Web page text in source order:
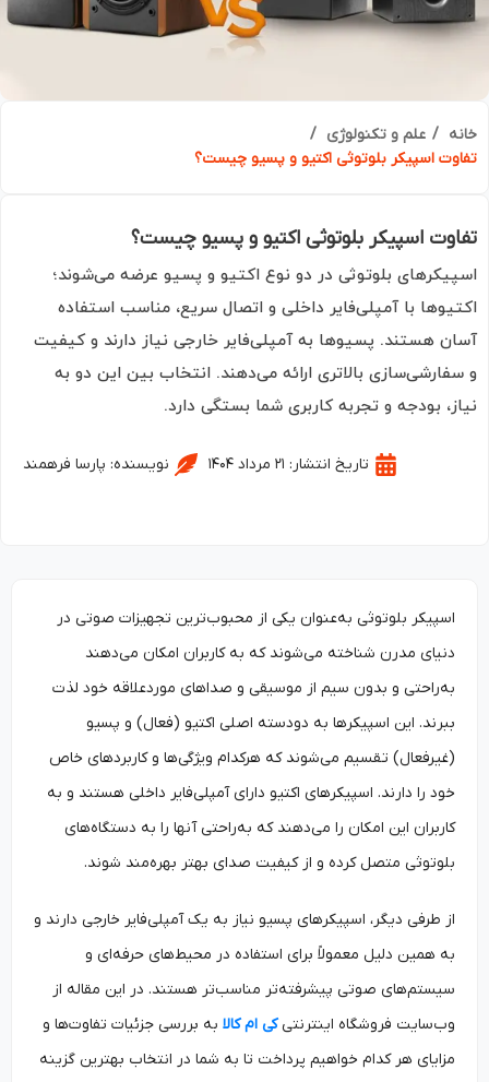
علم و تکنولوژی
اسپیکر بلوتوثی اکتیو و پسیو چیست؟
اسپیکر بلوتوثی اکتیو و پسیو چیست؟
بلوتوثی در دو نوع اکتیو و پسیو عرضه می‌شوند؛
با آمپلی‌فایر داخلی و اتصال سریع، مناسب استفاده
هستند. پسیوها به آمپلی‌فایر خارجی نیاز دارند و کیفیت
بالاتری ارائه می‌دهند. انتخاب بین این دو به
بودجه و تجربه کاربری شما بستگی دارد.
تاریخ انتشار: ۲۱ مرداد ۱۴۰۴ نویسنده:پارسا فرهمند
اسپیکر بلوتوثی به‌عنوان یکی از محبوب‌ترین تجهیزات صوتی در
دنیای مدرن شناخته می‌شوند که به کاربران امکان می‌دهند
به‌راحتی و بدون سیم از موسیقی و صداهای موردعلاقه خود لذت
ببرند. این اسپیکرها به دودسته اصلی اکتیو (فعال) و پسیو
(غیرفعال) تقسیم می‌شوند که هرکدام ویژگی‌ها و کاربردهای خاص
خود را دارند. اسپیکرهای اکتیو دارای آمپلی‌فایر داخلی هستند و به
کاربران این امکان را می‌دهند که به‌راحتی آنها را به دستگاه‌های
بلوتوثی متصل کرده و از کیفیت صدای بهتر بهره‌مند شوند.
از طرفی دیگر، اسپیکرهای پسیو نیاز به یک آمپلی‌فایر خارجی دارند و
به همین دلیل معمولاً برای استفاده در محیط‌های حرفه‌ای و
سیستم‌های صوتی پیشرفته‌تر مناسب‌تر هستند. در این مقاله از
وب‌سایت‌ فروشگاه اینترنتیکی ام کالا به بررسی جزئیات تفاوت‌ها و
مزایای هر کدام خواهیم پرداخت تا به شما در انتخاب بهترین گزینه